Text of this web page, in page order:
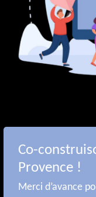
Co-
Provence !
Merci d’avance